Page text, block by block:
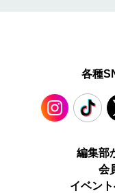
各種
TikTok
編集部
会
イベン